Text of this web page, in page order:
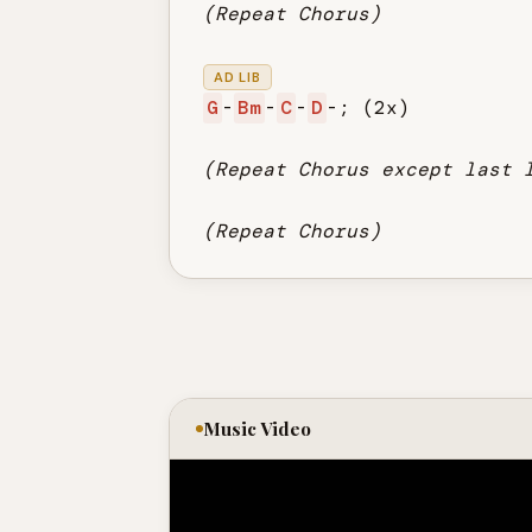
(Repeat Chorus)
AD LIB
G - Bm - C - D -; (2x)
(Repeat Chorus except last
(Repeat Chorus)
Music Video